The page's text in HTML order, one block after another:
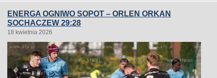
ENERGA OGNIWO SOPOT – ORLEN ORKAN
SOCHACZEW 29:28
18 kwietnia 2026